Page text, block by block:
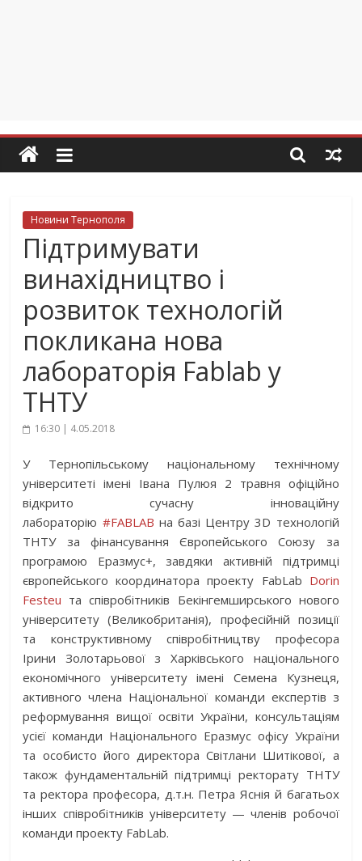
Новини Тернополя
Підтримувати
винахідництво і
розвиток технологій
покликана нова
лабораторія Fablab у
ТНТУ
16:30 | 4.05.2018
У Тернопільському національному технічному
університеті імені Івана Пулюя 2 травня офіційно
відкрито сучасну інноваційну
лабораторію #FABLAB на базі Центру 3D технологій
ТНТУ за фінансування Європейського Союзу за
програмою Еразмус+, завдяки активній підтримці
європейського координатора проекту FabLab Dorin
Festeu та співробітників Бекінгемширського нового
університету (Великобританія), професійній позиції
та конструктивному співробітництву професора
Ірини Золотарьової з Харківського національного
економічного університету імені Семена Кузнеця,
активного члена Національної команди експертів з
реформування вищої освіти України, консультаціям
усієї команди Національного Еразмус офісу України
та особисто його директора Світлани Шитікової, а
також фундаментальній підтримці ректорату ТНТУ
та ректора професора, д.т.н. Петра Яснія й багатьох
інших співробітників університету — членів робочої
команди проекту FabLab.